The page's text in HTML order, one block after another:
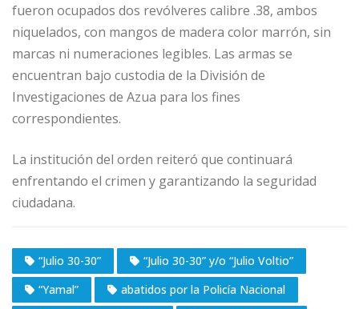
fueron ocupados dos revólveres calibre .38, ambos
niquelados, con mangos de madera color marrón, sin
marcas ni numeraciones legibles. Las armas se
encuentran bajo custodia de la División de
Investigaciones de Azua para los fines
correspondientes.
La institución del orden reiteró que continuará
enfrentando el crimen y garantizando la seguridad
ciudadana.
“Julio 30-30”
“Julio 30-30” y/o “Julio Voltio”
“Yamal”
abatidos por la Policía Nacional